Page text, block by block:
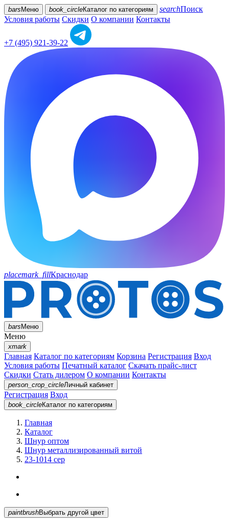
bars Меню book_circleКаталог по категориям searchПоиск
Условия работы Скидки О компании Контакты
+7 (495) 921-39-22
placemark_fillКраснодар
barsМеню
Меню
xmark
Главная Каталог по категориям Корзина Регистрация Вход
Условия работы Печатный каталог Скачать прайс-лист
Скидки Стать дилером О компании Контакты
person_crop_circleЛичный кабинет
Регистрация Вход
book_circleКаталог по категориям
Главная
Каталог
Шнур оптом
Шнур металлизированный витой
23-1014 сер
paintbrush Выбрать другой цвет